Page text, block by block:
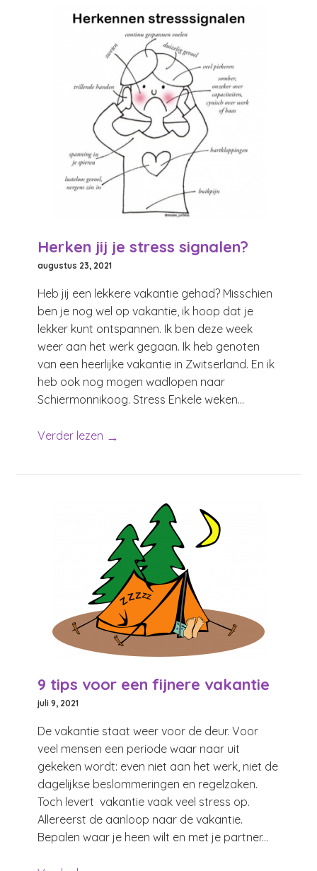
Herken jij je stress signalen?
augustus 23, 2021
Heb jij een lekkere vakantie gehad? Misschien
ben je nog wel op vakantie, ik hoop dat je
lekker kunt ontspannen. Ik ben deze week
weer aan het werk gegaan. Ik heb genoten
van een heerlijke vakantie in Zwitserland. En ik
heb ook nog mogen wadlopen naar
Schiermonnikoog. Stress Enkele weken...
Verder lezen →
9 tips voor een fijnere vakantie
juli 9, 2021
De vakantie staat weer voor de deur. Voor
veel mensen een periode waar naar uit
gekeken wordt: even niet aan het werk, niet de
dagelijkse beslommeringen en regelzaken.
Toch levert vakantie vaak veel stress op.
Allereerst de aanloop naar de vakantie.
Bepalen waar je heen wilt en met je partner...